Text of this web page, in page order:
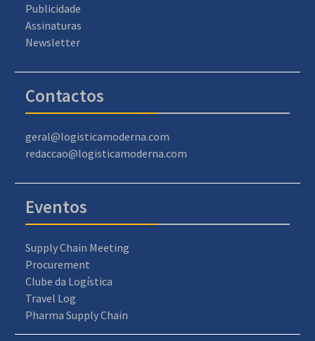
Publicidade
Assinaturas
Newsletter
Contactos
geral@logisticamoderna.com
redaccao@logisticamoderna.com
Eventos
Supply Chain Meeting
Procurement
Clube da Logística
Travel Log
Pharma Supply Chain